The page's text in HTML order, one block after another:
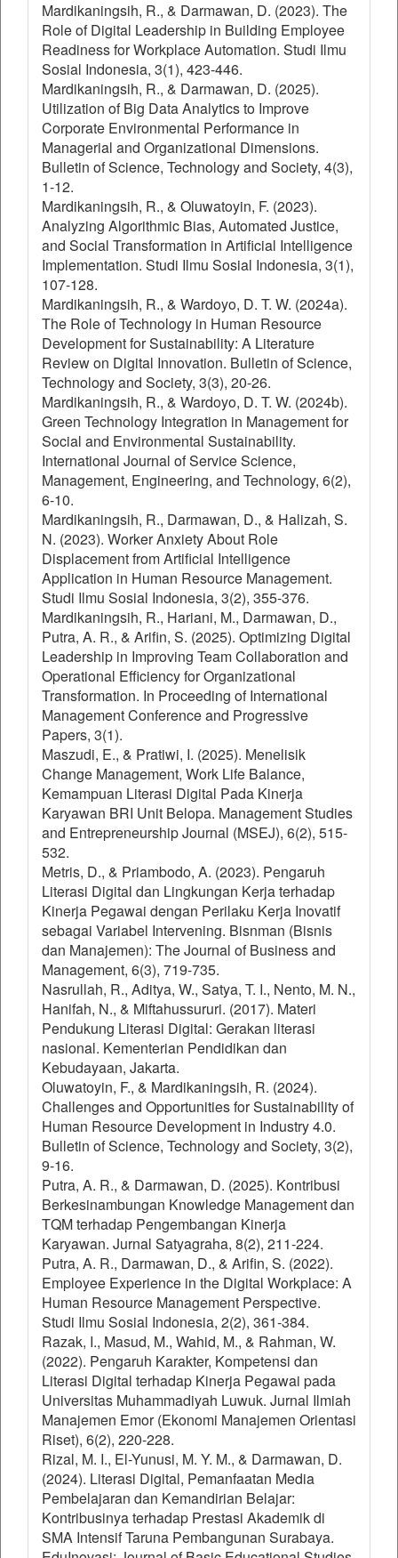
Mardikaningsih, R., & Darmawan, D. (2023). The
Role of Digital Leadership in Building Employee
Readiness for Workplace Automation. Studi Ilmu
Sosial Indonesia, 3(1), 423-446.
Mardikaningsih, R., & Darmawan, D. (2025).
Utilization of Big Data Analytics to Improve
Corporate Environmental Performance in
Managerial and Organizational Dimensions.
Bulletin of Science, Technology and Society, 4(3),
1-12.
Mardikaningsih, R., & Oluwatoyin, F. (2023).
Analyzing Algorithmic Bias, Automated Justice,
and Social Transformation in Artificial Intelligence
Implementation. Studi Ilmu Sosial Indonesia, 3(1),
107-128.
Mardikaningsih, R., & Wardoyo, D. T. W. (2024a).
The Role of Technology in Human Resource
Development for Sustainability: A Literature
Review on Digital Innovation. Bulletin of Science,
Technology and Society, 3(3), 20-26.
Mardikaningsih, R., & Wardoyo, D. T. W. (2024b).
Green Technology Integration in Management for
Social and Environmental Sustainability.
International Journal of Service Science,
Management, Engineering, and Technology, 6(2),
6-10.
Mardikaningsih, R., Darmawan, D., & Halizah, S.
N. (2023). Worker Anxiety About Role
Displacement from Artificial Intelligence
Application in Human Resource Management.
Studi Ilmu Sosial Indonesia, 3(2), 355-376.
Mardikaningsih, R., Hariani, M., Darmawan, D.,
Putra, A. R., & Arifin, S. (2025). Optimizing Digital
Leadership in Improving Team Collaboration and
Operational Efficiency for Organizational
Transformation. In Proceeding of International
Management Conference and Progressive
Papers, 3(1).
Maszudi, E., & Pratiwi, I. (2025). Menelisik
Change Management, Work Life Balance,
Kemampuan Literasi Digital Pada Kinerja
Karyawan BRI Unit Belopa. Management Studies
and Entrepreneurship Journal (MSEJ), 6(2), 515-
532.
Metris, D., & Priambodo, A. (2023). Pengaruh
Literasi Digital dan Lingkungan Kerja terhadap
Kinerja Pegawai dengan Perilaku Kerja Inovatif
sebagai Variabel Intervening. Bisnman (Bisnis
dan Manajemen): The Journal of Business and
Management, 6(3), 719-735.
Nasrullah, R., Aditya, W., Satya, T. I., Nento, M. N.,
Hanifah, N., & Miftahussururi. (2017). Materi
Pendukung Literasi Digital: Gerakan literasi
nasional. Kementerian Pendidikan dan
Kebudayaan, Jakarta.
Oluwatoyin, F., & Mardikaningsih, R. (2024).
Challenges and Opportunities for Sustainability of
Human Resource Development in Industry 4.0.
Bulletin of Science, Technology and Society, 3(2),
9-16.
Putra, A. R., & Darmawan, D. (2025). Kontribusi
Berkesinambungan Knowledge Management dan
TQM terhadap Pengembangan Kinerja
Karyawan. Jurnal Satyagraha, 8(2), 211-224.
Putra, A. R., Darmawan, D., & Arifin, S. (2022).
Employee Experience in the Digital Workplace: A
Human Resource Management Perspective.
Studi Ilmu Sosial Indonesia, 2(2), 361-384.
Razak, I., Masud, M., Wahid, M., & Rahman, W.
(2022). Pengaruh Karakter, Kompetensi dan
Literasi Digital terhadap Kinerja Pegawai pada
Universitas Muhammadiyah Luwuk. Jurnal Ilmiah
Manajemen Emor (Ekonomi Manajemen Orientasi
Riset), 6(2), 220-228.
Rizal, M. I., El-Yunusi, M. Y. M., & Darmawan, D.
(2024). Literasi Digital, Pemanfaatan Media
Pembelajaran dan Kemandirian Belajar:
Kontribusinya terhadap Prestasi Akademik di
SMA Intensif Taruna Pembangunan Surabaya.